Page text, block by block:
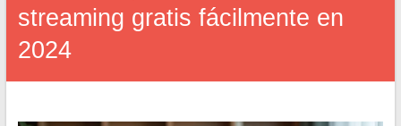
streaming gratis fácilmente en
2024